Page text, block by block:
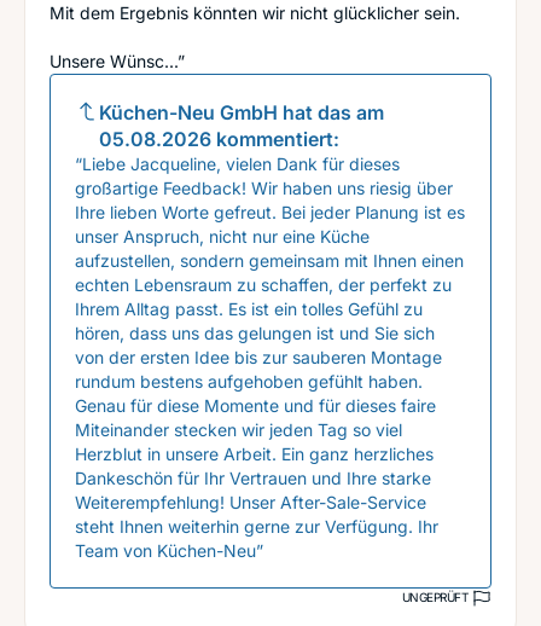
Mit dem Ergebnis könnten wir nicht glücklicher sein.
Unsere Wünsc...”
Küchen-Neu GmbH hat das am
05.08.2026 kommentiert:
“Liebe Jacqueline, vielen Dank für dieses
großartige Feedback! Wir haben uns riesig über
Ihre lieben Worte gefreut. Bei jeder Planung ist es
unser Anspruch, nicht nur eine Küche
aufzustellen, sondern gemeinsam mit Ihnen einen
echten Lebensraum zu schaffen, der perfekt zu
Ihrem Alltag passt. Es ist ein tolles Gefühl zu
hören, dass uns das gelungen ist und Sie sich
von der ersten Idee bis zur sauberen Montage
rundum bestens aufgehoben gefühlt haben.
Genau für diese Momente und für dieses faire
Miteinander stecken wir jeden Tag so viel
Herzblut in unsere Arbeit. Ein ganz herzliches
Dankeschön für Ihr Vertrauen und Ihre starke
Weiterempfehlung! Unser After-Sale-Service
steht Ihnen weiterhin gerne zur Verfügung. Ihr
Team von Küchen-Neu”
UNGEPRÜFT